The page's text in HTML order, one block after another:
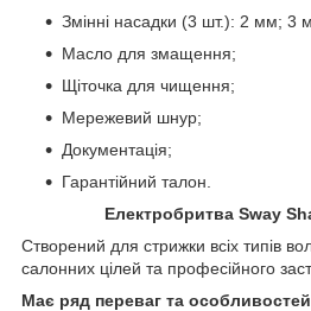
Змінні насадки (3 шт.): 2 мм; 3
Масло для змащення;
Щіточка для чищення;
Мережевий шнур;
Документація;
Гарантійний талон.
Електробритва Sway
Створений для стрижки всіх типів
салонних цілей та професійного
Має ряд переваг та